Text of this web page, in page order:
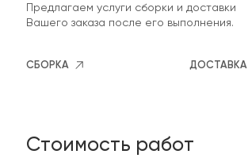
Предлагаем услуги сборки и доставки
Вашего заказа после его выполнения.
СБОРКА ДОСТАВКА
Стоимость работ